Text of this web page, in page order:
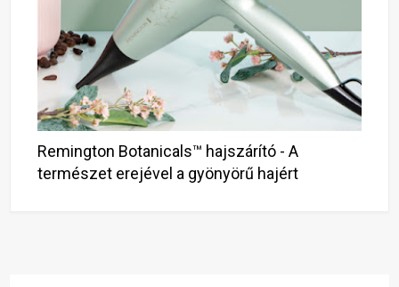
Remington Botanicals™ hajszárító - A
természet erejével a gyönyörű hajért